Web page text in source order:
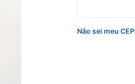
Não sei meu CEP